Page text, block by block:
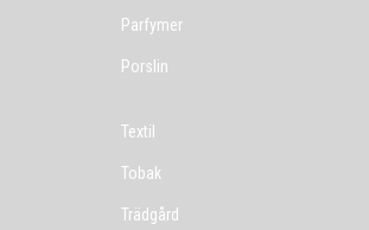
Parfymer
Porslin
Textil
Tobak
Trädgård